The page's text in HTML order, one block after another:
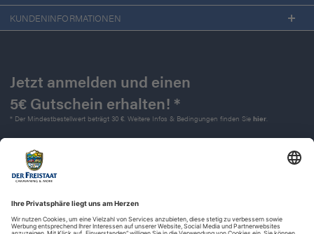
KUNDENINFORMATIONEN
Jetzt anmelden und einen
5€ Gutschein erhalten! *
* Der Mindestbestellwert beträgt 30 €. Weitere Infos & Bedingungen finden Sie hier.